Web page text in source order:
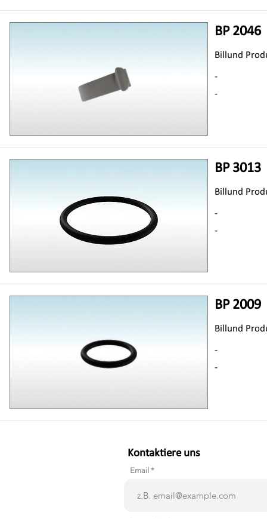
BP 2046
Billund
-
-
BP 3013
Billund
-
-
BP 2009
Billund
-
-
Kontaktiere uns
Email